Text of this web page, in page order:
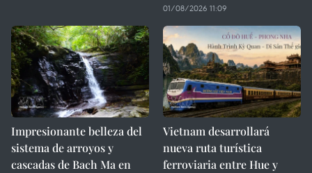
01/08/2026 11:09
Impresionante belleza del
sistema de arroyos y
cascadas de Bach Ma en
Vietnam desarrollará
nueva ruta turística
ferroviaria entre Hue y